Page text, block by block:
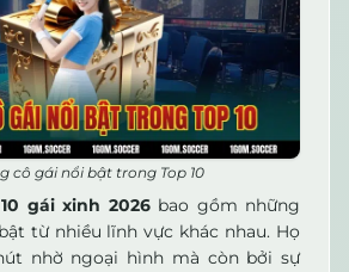
cô gái nổi bật trong Top 10
gái xinh 2026bao gồm những
từ nhiều lĩnh vực khác nhau. Họ
nhờ ngoại hình mà còn bởi sự